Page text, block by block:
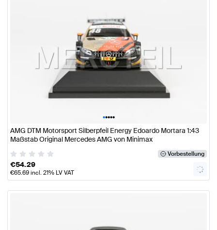
•••••
AMG DTM Motorsport Silberpfeil Energy Edoardo Mortara 1:43
Maßstab Original Mercedes AMG von Minimax
Vorbestellung
€54.29
€65.69incl. 21% LV VAT